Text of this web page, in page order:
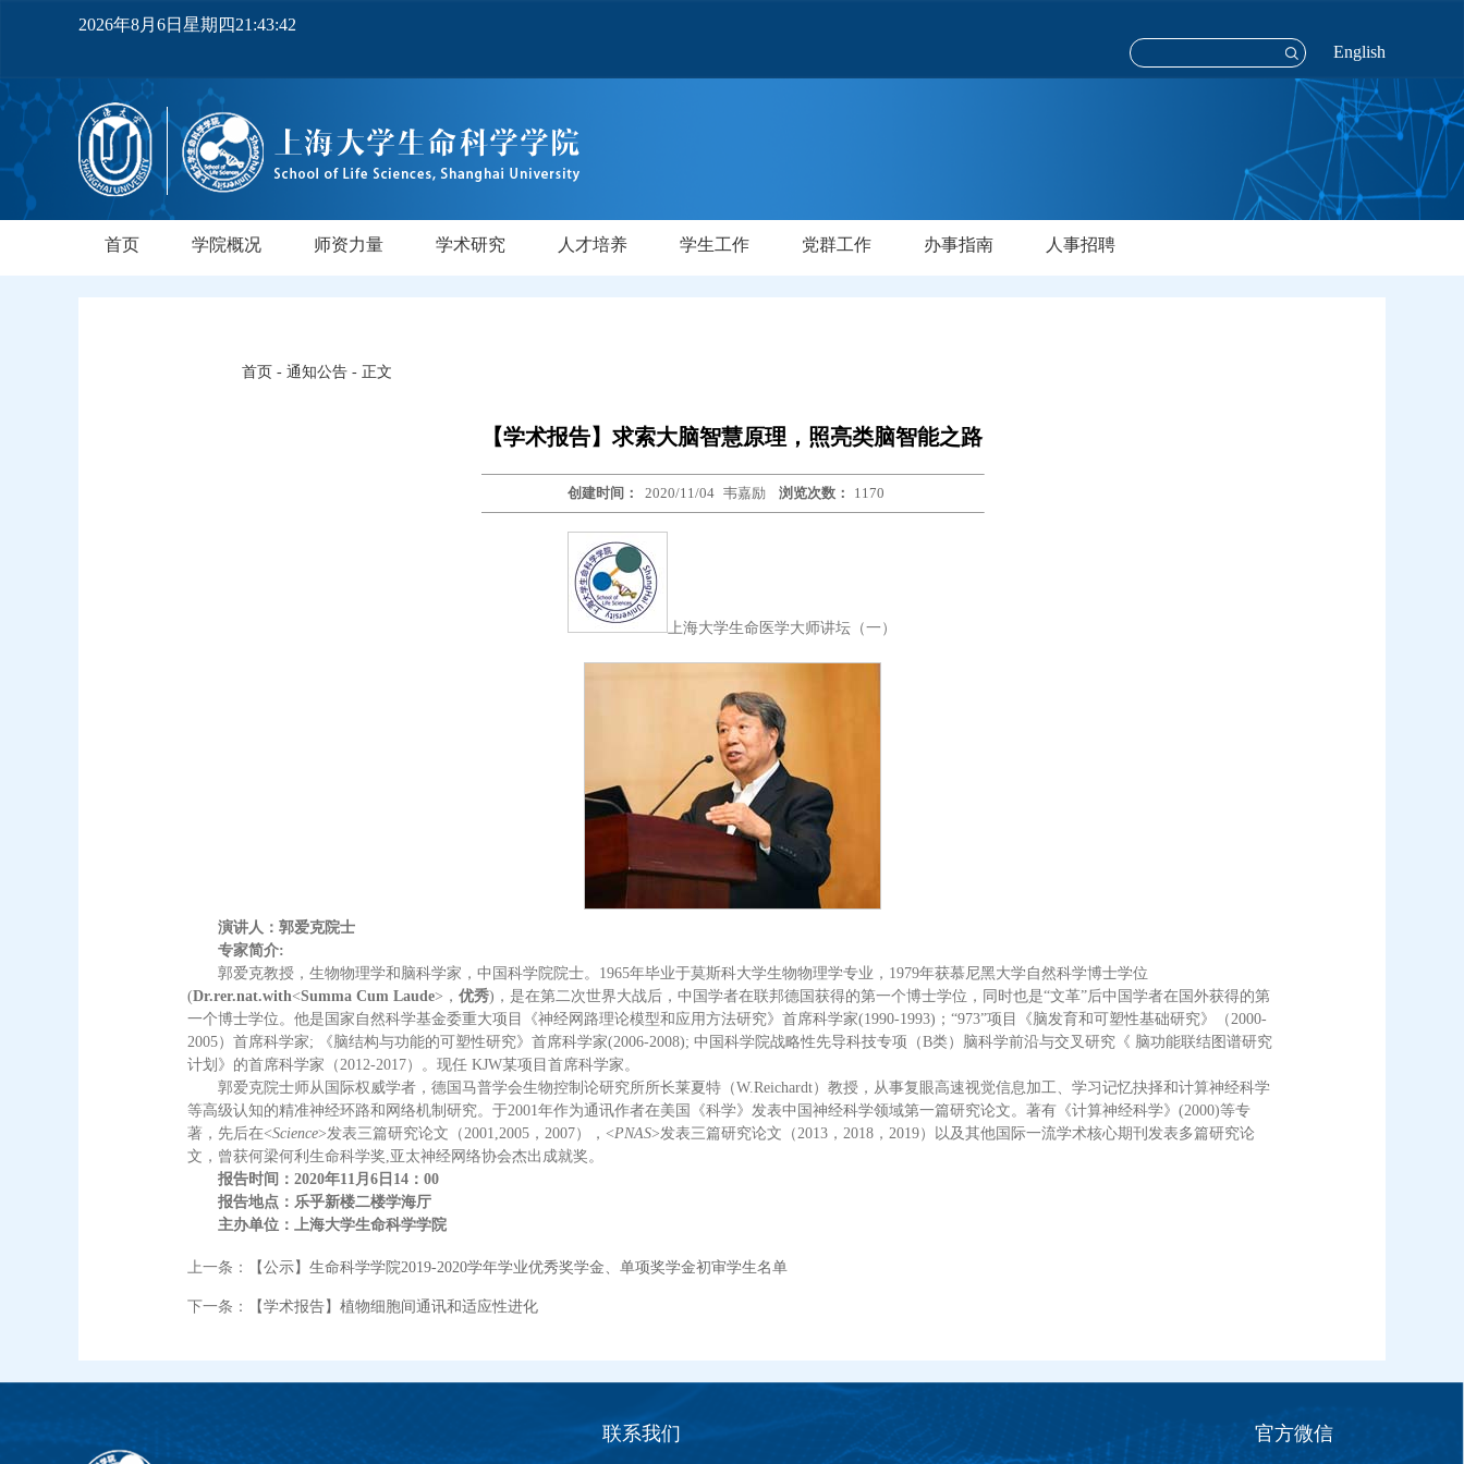
2026年8月6日星期四21:43:42
English
首页 学院概况 师资力量 学术研究 人才培养 学生工作 党群工作 办事指南 人事招聘
首页 - 通知公告 - 正文
【学术报告】求索大脑智慧原理，照亮类脑智能之路
创建时间： 2020/11/04 韦嘉励 浏览次数： 1170
上海大学生命医学大师讲坛（一）
演讲人：郭爱克院士
专家简介:
郭爱克教授，生物物理学和脑科学家，中国科学院院士。1965年毕业于莫斯科大学生物物理学专业，1979年获慕尼黑大学自然科学博士学位
(Dr.rer.nat.with<Summa Cum Laude>， 优秀)，是在第二次世界大战后，中国学者在联邦德国获得的第一个博士学位，同时也是“文革”后中国学者在国外获得的第
一个博士学位。他是国家自然科学基金委重大项目《神经网路理论模型和应用方法研究》首席科学家(1990-1993)；“973”项目《脑发育和可塑性基础研究》（2000-
2005）首席科学家; 《脑结构与功能的可塑性研究》首席科学家(2006-2008); 中国科学院战略性先导科技专项（B类）脑科学前沿与交叉研究《 脑功能联结图谱研究
计划》的首席科学家（2012-2017）。现任 KJW某项目首席科学家。
郭爱克院士师从国际权威学者，德国马普学会生物控制论研究所所长莱夏特（W.Reichardt）教授，从事复眼高速视觉信息加工、学习记忆抉择和计算神经科学
等高级认知的精准神经环路和网络机制研究。于2001年作为通讯作者在美国《科学》发表中国神经科学领域第一篇研究论文。著有《计算神经科学》(2000)等专
著，先后在<Science>发表三篇研究论文（2001,2005，2007），<PNAS>发表三篇研究论文（2013，2018，2019）以及其他国际一流学术核心期刊发表多篇研究论
文，曾获何梁何利生命科学奖,亚太神经网络协会杰出成就奖。
报告时间： 2020年11月 6 日 14 ： 00
报告地点：乐乎新楼二楼学海厅
主办单位：上海大学生命科学学院
上一条： 【公示】生命科学学院2019-2020学年学业优秀奖学金、单项奖学金初审学生名单
下一条： 【学术报告】植物细胞间通讯和适应性进化
联系我们 官方微信